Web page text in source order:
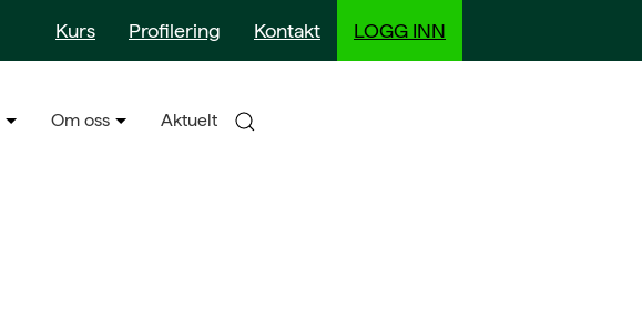
Kurs Profilering Kontakt LOGG INN
Om oss Aktuelt